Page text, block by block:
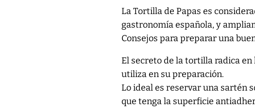
La Tortilla de Papas es
gastronomía española, y
Consejos para preparar una
El secreto de la tortilla radica
utiliza en su preparación.
Lo ideal es reservar una sartén
que tenga la superficie